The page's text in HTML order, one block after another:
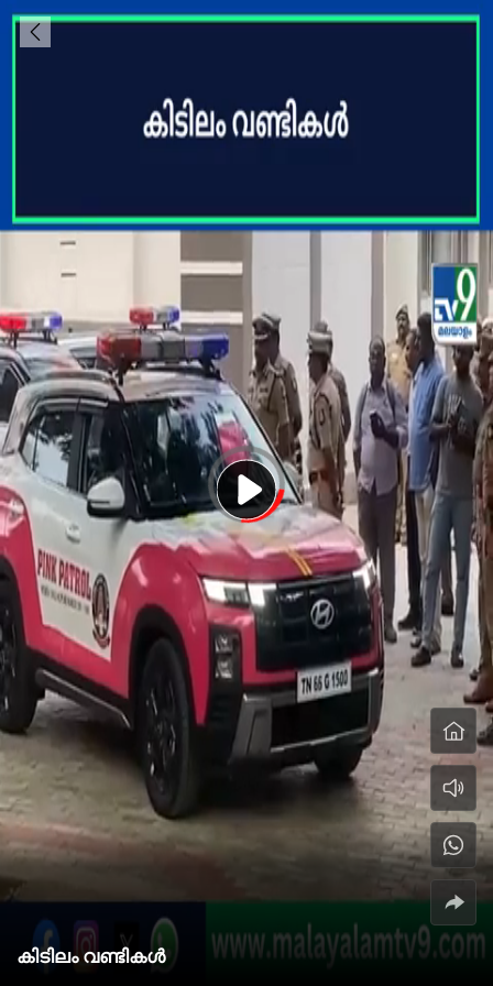
കിടിലം വണ്ടികൾ